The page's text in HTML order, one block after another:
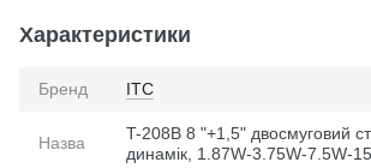
Характеристики
Бренд ITC
Назва
T-208B 8 "+1,5" двосмуговий
динамік, 1.87W-3.75W-7.5W-